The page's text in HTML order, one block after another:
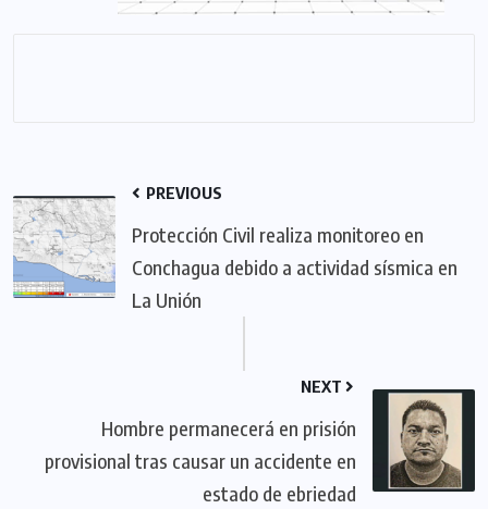
PREVIOUS
Protección Civil realiza monitoreo en
Conchagua debido a actividad sísmica en
La Unión
NEXT
Hombre permanecerá en prisión
provisional tras causar un accidente en
estado de ebriedad